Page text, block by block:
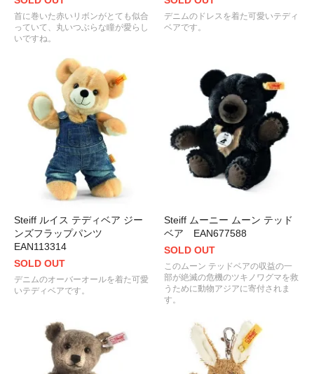
首に巻いた赤いリボンがとても似合
っていて、丸いつぶらな瞳が愛らし
いですね。
デニムのドレスを着た可愛いテディ
ベアです。
Steiff ルイス テディベア ジー
ンズフラップパンツ
EAN113314
SOLD OUT
デニムのオーバーオールを着た可愛
いテディベアです。
Steiff ムーニー ムーン テッド
ベア EAN677588
SOLD OUT
このムーン テッドベアの収益の一
部が絶滅の危機のツキノワグマを救
うために動物アジアに寄付されま
す。